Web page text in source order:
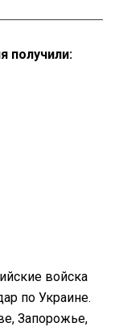
получили:
войска
по Украине.
Запорожье,